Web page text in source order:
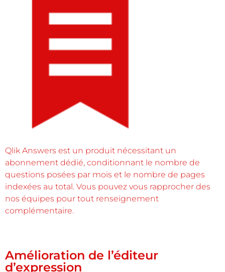
Qlik Answers est un produit nécessitant un
abonnement dédié, conditionnant le nombre de
questions posées par mois et le nombre de pages
indexées au total. Vous pouvez vous rapprocher des
nos équipes pour tout renseignement
complémentaire.
Amélioration de l’éditeur
d’expression